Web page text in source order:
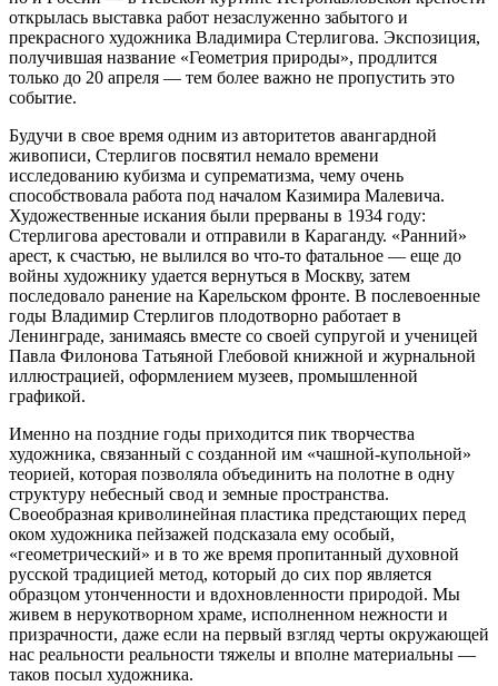
открылась выставка работ незаслуженно забытого и
прекрасного художника Владимира Стерлигова. Экспозиция,
получившая название «Геометрия природы», продлится
только до 20 апреля — тем более важно не пропустить это
событие.
Будучи в свое время одним из авторитетов авангардной
живописи, Стерлигов посвятил немало времени
исследованию кубизма и супрематизма, чему очень
способствовала работа под началом Казимира Малевича.
Художественные искания были прерваны в 1934 году:
Стерлигова арестовали и отправили в Караганду. «Ранний»
арест, к счастью, не вылился во что-то фатальное — еще до
войны художнику удается вернуться в Москву, затем
последовало ранение на Карельском фронте. В послевоенные
годы Владимир Стерлигов плодотворно работает в
Ленинграде, занимаясь вместе со своей супругой и ученицей
Павла Филонова Татьяной Глебовой книжной и журнальной
иллюстрацией, оформлением музеев, промышленной
графикой.
Именно на поздние годы приходится пик творчества
художника, связанный с созданной им «чашной-купольной»
теорией, которая позволяла объединить на полотне в одну
структуру небесный свод и земные пространства.
Своеобразная криволинейная пластика предстающих перед
оком художника пейзажей подсказала ему особый,
«геометрический» и в то же время пропитанный духовной
русской традицией метод, который до сих пор является
образцом утонченности и вдохновленности природой. Мы
живем в нерукотворном храме, исполненном нежности и
призрачности, даже если на первый взгляд черты окружающей
нас реальности реальности тяжелы и вполне материальны —
таков посыл художника.